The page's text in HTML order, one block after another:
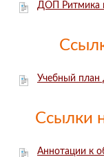
ДОП Ритмика
Учебный
Ссылки
Аннотации к